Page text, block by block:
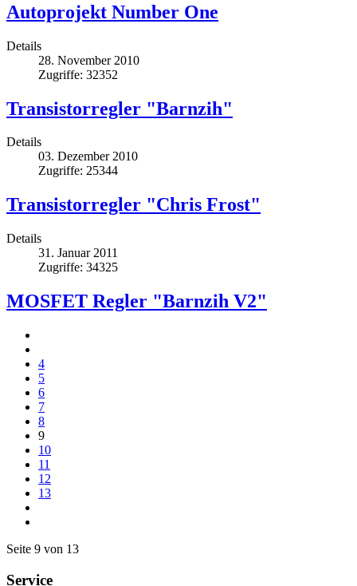
Autoprojekt Number One
Details
28. November 2010
Zugriffe: 32352
Transistorregler "Barnzih"
Details
03. Dezember 2010
Zugriffe: 25344
Transistorregler "Chris Frost"
Details
31. Januar 2011
Zugriffe: 34325
MOSFET Regler "Barnzih V2"
4
5
6
7
8
9
10
11
12
13
Seite 9 von 13
Service